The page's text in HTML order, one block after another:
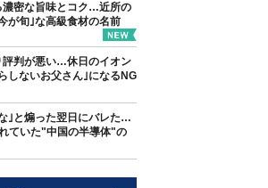
濃密な旨味とコク…近所の
が旬｣な高級食材の名前
評判が悪い…休日のイオン
しないお父さん｣になるNG
｣と煽った翌日にバレた…
ていた"中国の半導体"の